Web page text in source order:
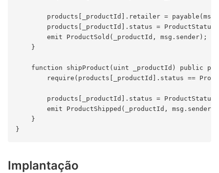
products[_productId].retailer =
products[_productId].status =
        emit ProductSold(_productId, msg.sender);
    }
function shipProduct(uint _productId) public
require(products[_productId].status ==
products[_productId].status =
        emit ProductShipped(_productId, msg.sender);
    }
Implantação